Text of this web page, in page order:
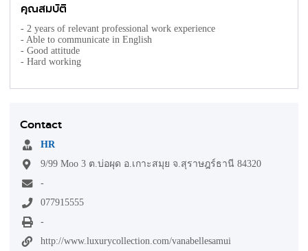
คุณสมบัติ
- 2 years of relevant professional work experience
- Able to communicate in English
- Good attitude
- Hard working
Contact
HR
9/99 Moo 3 ต.บ่อผุด อ.เกาะสมุย จ.สุราษฎร์ธานี 84320
-
077915555
-
http://www.luxurycollection.com/vanabellesamui